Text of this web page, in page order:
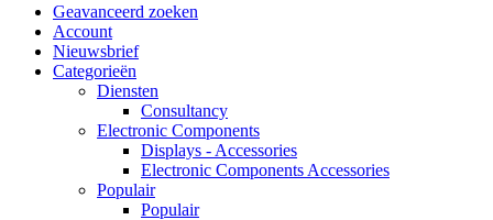
Geavanceerd zoeken
Account
Nieuwsbrief
Categorieën
Diensten
Consultancy
Electronic Components
Displays - Accessories
Electronic Components Accessories
Populair
Populair